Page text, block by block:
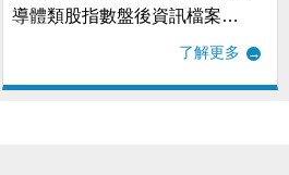
導體類股指數盤後資訊檔案
(NEW)_當日成分股檔及追蹤檔
了解更多